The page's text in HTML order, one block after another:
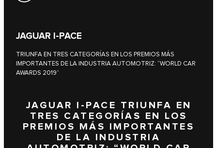
JAGUAR I‑PACE
TRIUNFA EN TRES CATEGORÍAS EN LOS PREMIOS MÁS
IMPORTANTES DE LA INDUSTRIA AUTOMOTRIZ: “WORLD CAR
AWARDS 2019”
JAGUAR I‑PACE TRIUNFA EN
TRES CATEGORÍAS EN LOS
PREMIOS MÁS IMPORTANTES
DE LA INDUSTRIA